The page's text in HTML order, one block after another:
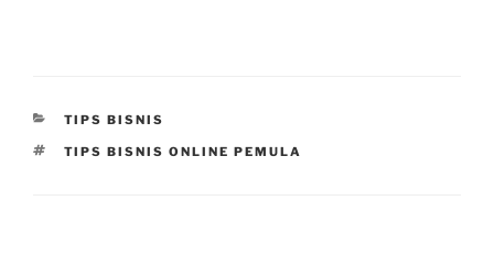
CATEGORIES
TIPS BISNIS
TAGS
TIPS BISNIS ONLINE PEMULA